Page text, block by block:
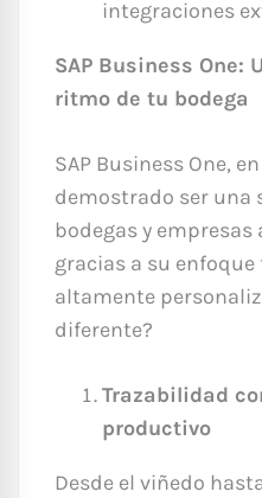
integraciones
SAP Business One:
ritmo de tu bodega
SAP Business One,
demostrado ser una
bodegas y
gracias a su
altamente
diferente?
Trazabilidad
productivo
Desde el viñedo